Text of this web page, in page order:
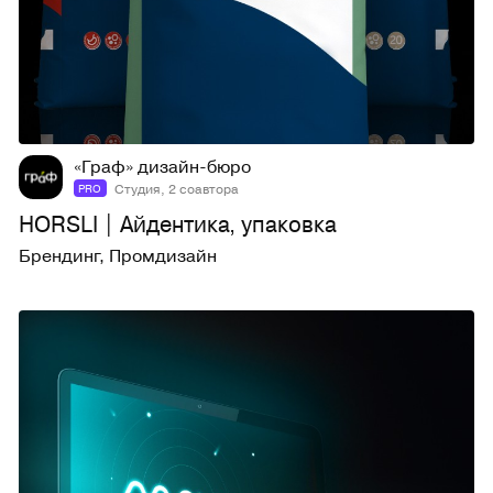
252
«Граф» дизайн-бюро
PRO Студия, 2 соавтора
HORSLI | Айдентика, упаковка
Брендинг, Промдизайн